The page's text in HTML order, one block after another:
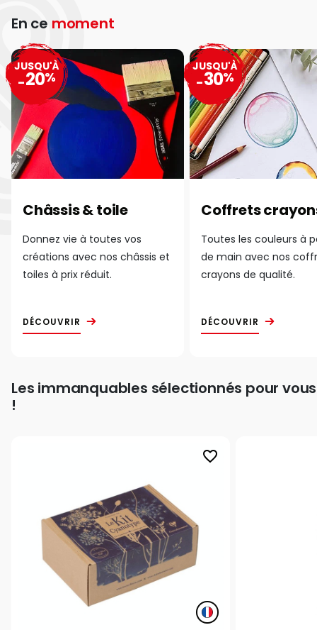
En ce moment
Châssis & toile
Donnez vie à toutes vos
créations avec nos châssis et
toiles à prix réduit.
DÉCOUVRIR
JUSQU'À
-20%
Coffrets
Toutes les couleurs à
de main avec nos
crayons de qualité.
DÉCOUVRIR
JUSQU'À
-30%
Les immanquables sélectionnés pour vous
!
favorite_border